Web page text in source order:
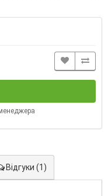
Відгуки (1)